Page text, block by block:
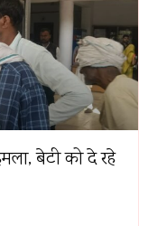
बेटी को दे रहे